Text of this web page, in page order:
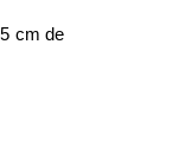
cm de